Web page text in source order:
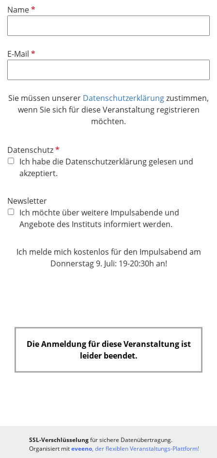
NameP
c
t
e
l
E-Mail P
c
h
e
l
d
Sie müssen unserer Datenschutzerklärungzustimmen,
wenn Sie sich für diese Veranstaltung registrieren
möchten.
DatenschutzP
f
l
h
l
d
Ich habe die Datenschutzerklärung gelesen und
akzeptiert.
Newsletter
Ich möchte über weitere Impulsabende und
Angebote des Instituts informiert werden.
Ich melde mich kostenlos für den Impulsabend am
Donnerstag 9. Juli: 19-20:30h an!
Die Anmeldung für diese Veranstaltung ist
leider beendet.
SSL-Verschlüsselungfür sichere Datenübertragung.
Organisiert miteveeno, der flexiblen Veranstaltungs-Plattform!